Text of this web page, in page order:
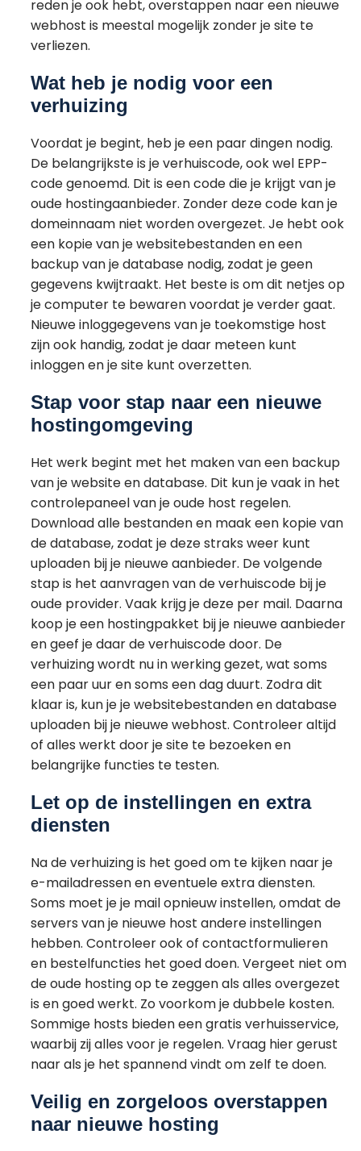
reden je ook hebt, overstappen naar een nieuwe
webhost is meestal mogelijk zonder je site te
verliezen.
Wat heb je nodig voor een
verhuizing
Voordat je begint, heb je een paar dingen nodig.
De belangrijkste is je verhuiscode, ook wel EPP-
code genoemd. Dit is een code die je krijgt van je
oude hostingaanbieder. Zonder deze code kan je
domeinnaam niet worden overgezet. Je hebt ook
een kopie van je websitebestanden en een
backup van je database nodig, zodat je geen
gegevens kwijtraakt. Het beste is om dit netjes op
je computer te bewaren voordat je verder gaat.
Nieuwe inloggegevens van je toekomstige host
zijn ook handig, zodat je daar meteen kunt
inloggen en je site kunt overzetten.
Stap voor stap naar een nieuwe
hostingomgeving
Het werk begint met het maken van een backup
van je website en database. Dit kun je vaak in het
controlepaneel van je oude host regelen.
Download alle bestanden en maak een kopie van
de database, zodat je deze straks weer kunt
uploaden bij je nieuwe aanbieder. De volgende
stap is het aanvragen van de verhuiscode bij je
oude provider. Vaak krijg je deze per mail. Daarna
koop je een hostingpakket bij je nieuwe aanbieder
en geef je daar de verhuiscode door. De
verhuizing wordt nu in werking gezet, wat soms
een paar uur en soms een dag duurt. Zodra dit
klaar is, kun je je websitebestanden en database
uploaden bij je nieuwe webhost. Controleer altijd
of alles werkt door je site te bezoeken en
belangrijke functies te testen.
Let op de instellingen en extra
diensten
Na de verhuizing is het goed om te kijken naar je
e-mailadressen en eventuele extra diensten.
Soms moet je je mail opnieuw instellen, omdat de
servers van je nieuwe host andere instellingen
hebben. Controleer ook of contactformulieren
en bestelfuncties het goed doen. Vergeet niet om
de oude hosting op te zeggen als alles overgezet
is en goed werkt. Zo voorkom je dubbele kosten.
Sommige hosts bieden een gratis verhuisservice,
waarbij zij alles voor je regelen. Vraag hier gerust
naar als je het spannend vindt om zelf te doen.
Veilig en zorgeloos overstappen
naar nieuwe hosting